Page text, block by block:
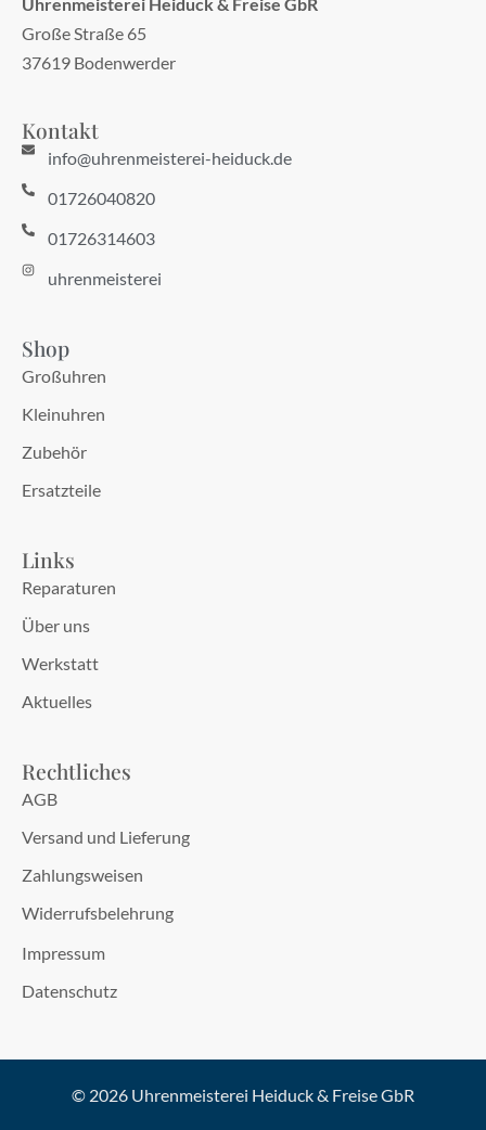
Große Straße 65
37619 Bodenwerder
Shop
Großuhren
Kleinuhren
Zubehör
Ersatzteile
Links
Reparaturen
Über uns
Werkstatt
Aktuelles
Rechtliches
AGB
Versand und Lieferung
Zahlungsweisen
Widerrufsbelehrung
Impressum
Datenschutz
Kontakt
info@uhrenmeisterei-heiduck.de
01726040820
01726314603
uhrenmeisterei
© 2026 Uhrenmeisterei Heiduck & Freise GbR